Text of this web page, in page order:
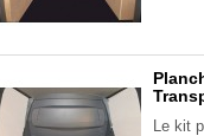
Le kit